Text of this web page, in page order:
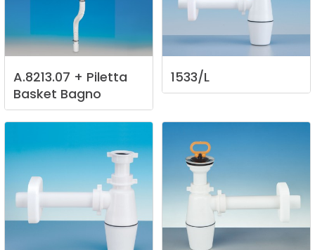
A.8213.07 + Piletta
Basket Bagno
1533/L